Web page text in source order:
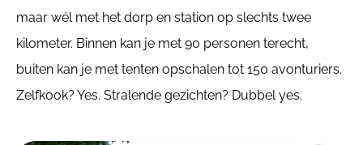
maar wél met het dorp en station op slechts twee
kilometer. Binnen kan je met 90 personen terecht,
buiten kan je met tenten opschalen tot 150 avonturiers.
Zelfkook? Yes. Stralende gezichten? Dubbel yes.